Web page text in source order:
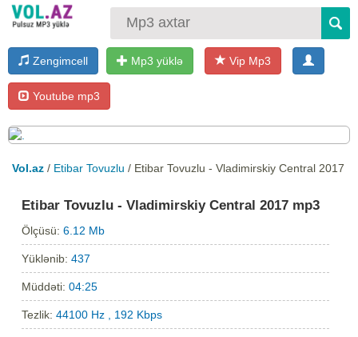
Zengimcell Mp3 yüklə Vip Mp3
Youtube mp3
Vol.az / Etibar Tovuzlu / Etibar Tovuzlu - Vladimirskiy Central 2017
Etibar Tovuzlu - Vladimirskiy Central 2017 mp3
Ölçüsü:6.12 Mb
Yüklənib:437
Müddəti:04:25
Tezlik:44100 Hz , 192 Kbps